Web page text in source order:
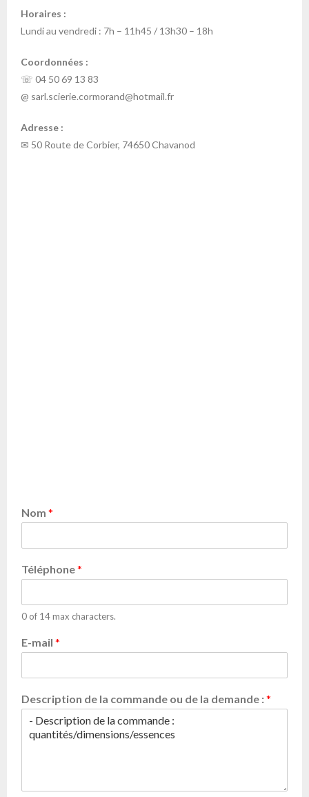
Horaires :
Lundi au vendredi : 7h – 11h45 / 13h30 – 18h
Coordonnées :
☏ 04 50 69 13 83
@ sarl.scierie.cormorand@hotmail.fr
Adresse :
✉ 50 Route de Corbier, 74650 Chavanod
Nom *
Téléphone*
0 of 14 max characters.
E-mail *
Description de la commande ou de la demande :*